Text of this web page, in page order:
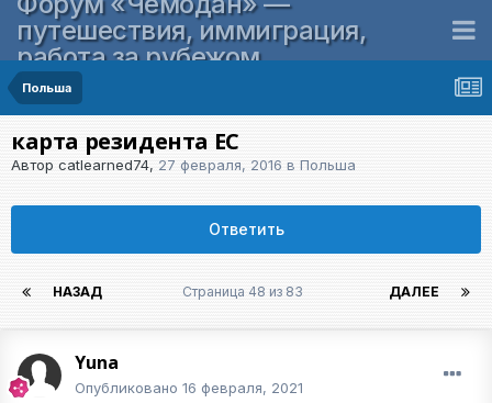
путешествия, иммиграция,
работа за рубежом
Польша
карта резидента ЕС
Автор catlearned74, 27 февраля, 2016 в Польша
Ответить
НАЗАД ДАЛЕЕ
Страница 48 из 83
Yuna
Опубликовано 16 февраля, 2021